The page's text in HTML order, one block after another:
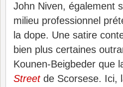
John Niven, également
milieu professionnel
la dope. Une satire
bien plus certaines
Kounen-Beigbeder que
Streetde Scorsese. Ici,